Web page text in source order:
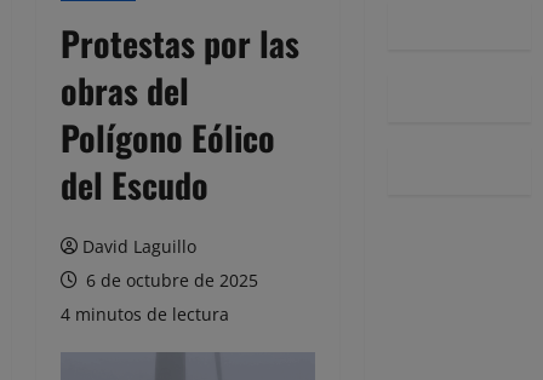
Protestas por las
obras del
Polígono Eólico
del Escudo
David Laguillo
6 de octubre de 2025
4 minutos de lectura